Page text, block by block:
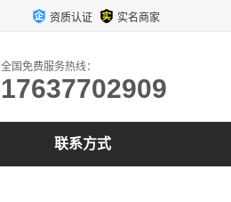
资质认证 实名商家
全国免费服务热线：
17637702909
联系方式